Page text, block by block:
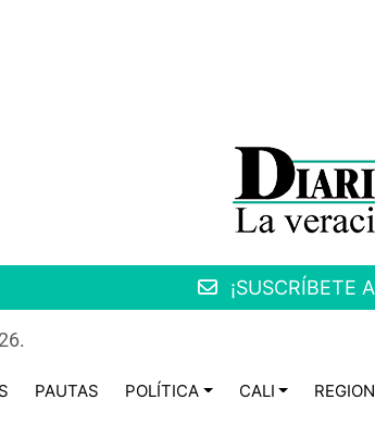
¡SUSCRÍBETE
PAUTAS POLÍTICA CALI